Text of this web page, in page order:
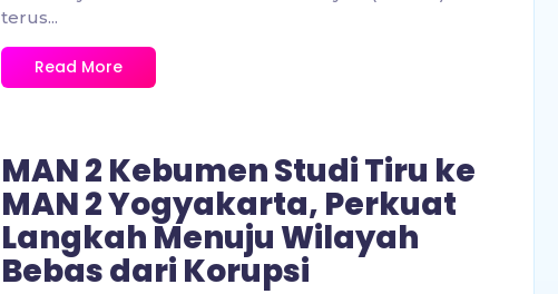
terus...
Read More
MAN 2 Kebumen Studi Tiru ke
MAN 2 Yogyakarta, Perkuat
Langkah Menuju Wilayah
Bebas dari Korupsi